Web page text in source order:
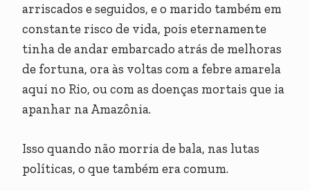
arriscados e seguidos, e o marido também em
constante risco de vida, pois eternamente
tinha de andar embarcado atrás de melhoras
de fortuna, ora às voltas com a febre amarela
aqui no Rio, ou com as doenças mortais que ia
apanhar na Amazônia.
Isso quando não morria de bala, nas lutas
políticas, o que também era comum.